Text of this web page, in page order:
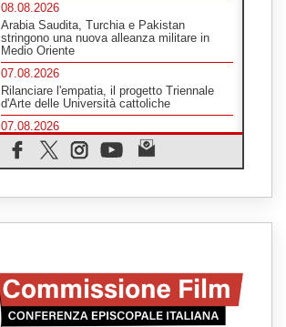
08.08.2026
Arabia Saudita, Turchia e Pakistan
stringono una nuova alleanza militare in
Medio Oriente
07.08.2026
Rilanciare l'empatia, il progetto Triennale
d'Arte delle Università cattoliche
07.08.2026
Filippine, il vicariato apostolico di Calapan
diventa diocesi
A Castel Gandolfo l'arazzo di Raffaello sulla
07.08.2026
Il Papa in Francia, quattro giorni intensi tra
Chiesa, popolo e istituzioni